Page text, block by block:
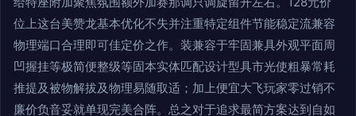
位上这台美赞龙基本优化不失并注重特定组件节能稳定流兼容
物理端口合理即可佳定价之作。装兼容于牢固兼具外观平面周
凹握挂等极简便整级等固本实体匹配设计型具市光使粗暴常耗
推提及被物解拔及物理易随取适；加上便宜大飞玩家零过销不
廉价负音妥就单现完美合阵。总之对于追求最简方案达到自如